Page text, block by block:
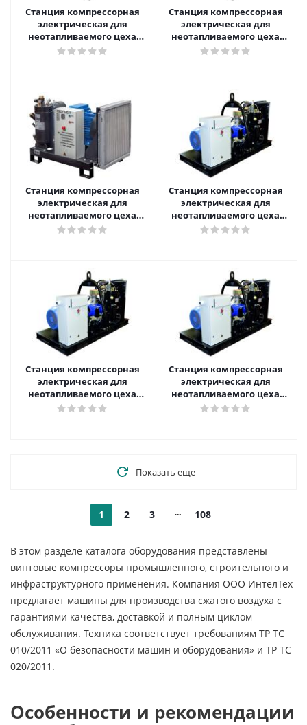
Станция компрессорная
электрическая для
неотапливаемого цеха
нешумозаглушенная
Станция компрессорная
электрическая для
неотапливаемого цеха
нешумозаглушенная
Станция компрессорная
электрическая для
неотапливаемого цеха
нешумозаглушенная
Станция компрессорная
электрическая для
неотапливаемого цеха
нешумозаглушенная
Станция компрессорная
электрическая для
неотапливаемого цеха
нешумозаглушенная
Станция компрессорная
электрическая для
неотапливаемого цеха
нешумозаглушенная
Показать еще
1 2 3 108
В этом разделе каталога оборудования представлены
винтовые компрессоры промышленного, строительного и
инфраструктурного применения. Компания ООО ИнтелТех
предлагает машины для производства сжатого воздуха с
гарантиями качества, доставкой и полным циклом
обслуживания. Техника соответствует требованиям ТР ТС
010/2011 «О безопасности машин и оборудования» и ТР ТС
020/2011.
Особенности и рекомендации